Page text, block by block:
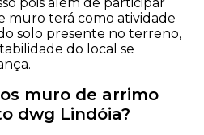
muro terá como atividade
solo presente no terreno,
do local se
muro de arrimo
dwg Lindóia?